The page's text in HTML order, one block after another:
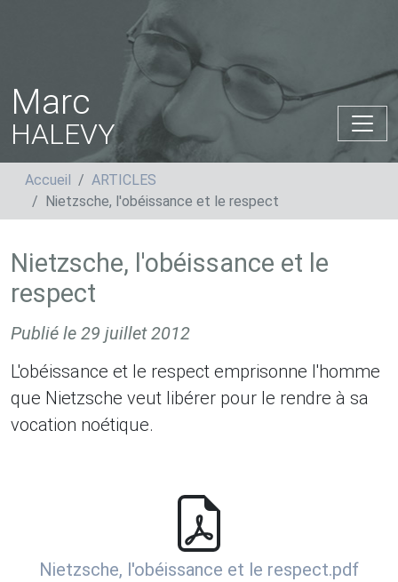
Marc
HALEVY
Accueil
ARTICLES
Nietzsche, l'obéissance et le respect
Nietzsche, l'obéissance et le
respect
Publié le 29 juillet 2012
L'obéissance et le respect emprisonne l'homme
que Nietzsche veut libérer pour le rendre à sa
vocation noétique.
Nietzsche, l'obéissance et le respect.pdf